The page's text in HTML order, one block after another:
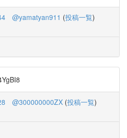
@yamatyan911 (投稿一覧)
@300000000ZX (投稿一覧)